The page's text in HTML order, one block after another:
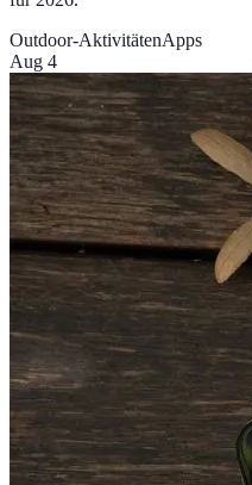
Outdoor-AktivitätenApps
Aug 4